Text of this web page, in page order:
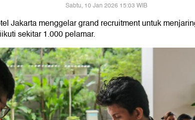
Sabtu, 10 Jan 2026 15:03 WIB
Jakarta menggelar grand recruitment untuk
sekitar 1.000 pelamar.